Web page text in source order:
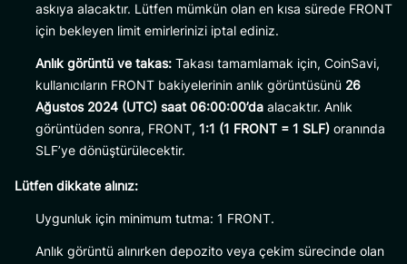
askıya alacaktır. Lütfen mümkün olan en kısa sürede FRONT
için bekleyen limit emirlerinizi iptal ediniz.
Anlık görüntü ve takas: Takası tamamlamak için, CoinSavi,
kullanıcıların FRONT bakiyelerinin anlık görüntüsünü 26
Ağustos 2024 (UTC) saat 06:00:00’da alacaktır. Anlık
görüntüden sonra, FRONT, 1:1 (1 FRONT = 1 SLF) oranında
SLF’ye dönüştürülecektir.
Lütfen dikkate alınız:
Uygunluk için minimum tutma: 1 FRONT.
Anlık görüntü alınırken depozito veya çekim sürecinde olan